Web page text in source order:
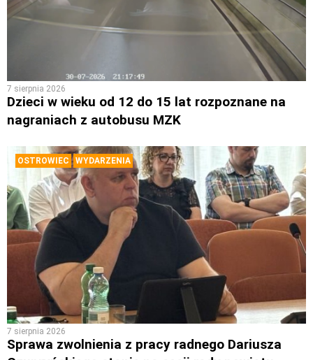
7 sierpnia 2026
Dzieci w wieku od 12 do 15 lat rozpoznane na
nagraniach z autobusu MZK
OSTROWIEC WYDARZENIA
7 sierpnia 2026
Sprawa zwolnienia z pracy radnego Dariusza